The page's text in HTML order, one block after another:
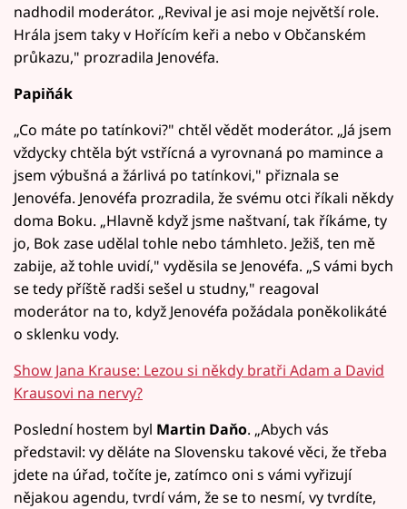
nadhodil moderátor. „Revival je asi moje největší role.
Hrála jsem taky v Hořícím keři a nebo v Občanském
průkazu," prozradila Jenovéfa.
Papiňák
„Co máte po tatínkovi?" chtěl vědět moderátor. „Já jsem
vždycky chtěla být vstřícná a vyrovnaná po mamince a
jsem výbušná a žárlivá po tatínkovi," přiznala se
Jenovéfa. Jenovéfa prozradila, že svému otci říkali někdy
doma Boku. „Hlavně když jsme naštvaní, tak říkáme, ty
jo, Bok zase udělal tohle nebo támhleto. Ježiš, ten mě
zabije, až tohle uvidí," vyděsila se Jenovéfa. „S vámi bych
se tedy příště radši sešel u studny," reagoval
moderátor na to, když Jenovéfa požádala poněkolikáté
o sklenku vody.
Show Jana Krause: Lezou si někdy bratři Adam a David
Krausovi na nervy?
Poslední hostem byl Martin Daňo. „Abych vás
představil: vy děláte na Slovensku takové věci, že třeba
jdete na úřad, točíte je, zatímco oni s vámi vyřizují
nějakou agendu, tvrdí vám, že se to nesmí, vy tvrdíte,